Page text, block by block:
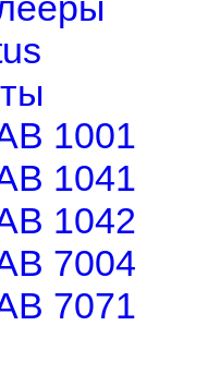
1001
1041
1042
7004
7071